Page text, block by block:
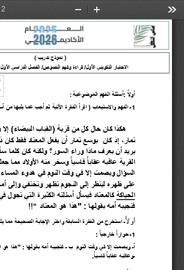
Zoom
Out
In
: لاوأ أسئلة الفهم الموضوعية :
1ـ الفهم والاستيعاب ( اقرأ الفقرة الأتية ثم أجب عما يليها من أسئلة )
هكذا كان حال كل من قرية (القباب البيضاء) لاإ
تمار، إذ كان
بوسع تمار أن يفعل المعتاد فقط كان ذلك يربكه فهو
يريد أن يعرف ماذا وراء السور ؟ ولكنه كان كلما سأل
القرية
ل
عج امم دلاولأا هن
م رخس
و ايس
اقاب
اق
ع هب
ق
اع
السؤال ويصمت إلا في وقت النوم في هدوء المساء وهو ممدد
على ظهره لينظر إلى النجوم تظهر وتختفي وإلى أمه تواصل
الحياكة كالمعتاد فيسأل أسئلته الكثيرة التي تجول
فتجيبه أمه بقولها :
"هذا هو المعتاد "
!!
ال وأ ـ استخرج من الفقرة السابقة واختر الإجابة الصحيحة مما
1ـ اي
ج راخ ا راوح
أـ ويصمت إلا في وقت النوم ب ـ فتجيبه أمه بقولها : "هذا هو
ـ
ايس
اقاب
اق
ع هب
ق
اعو
(نموذج تدريب
الاختبار التكويني الأول قراءة وفهم النصوص الفصل الدراسي الأول